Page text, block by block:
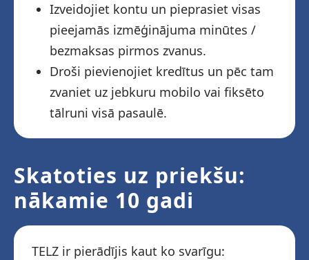
Izveidojiet kontu un pieprasiet visas
pieejamās izmēģinājuma minūtes /
bezmaksas pirmos zvanus.
Droši pievienojiet kredītus un pēc tam
zvaniet uz jebkuru mobilo vai fiksēto
tālruni visā pasaulē.
Skatoties uz priekšu:
nākamie 10 gadi
TELZ ir pierādījis kaut ko svarīgu: